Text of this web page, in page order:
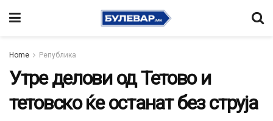
Home Република
Утре делови од Тетово и
тетовско ќе останат без струја